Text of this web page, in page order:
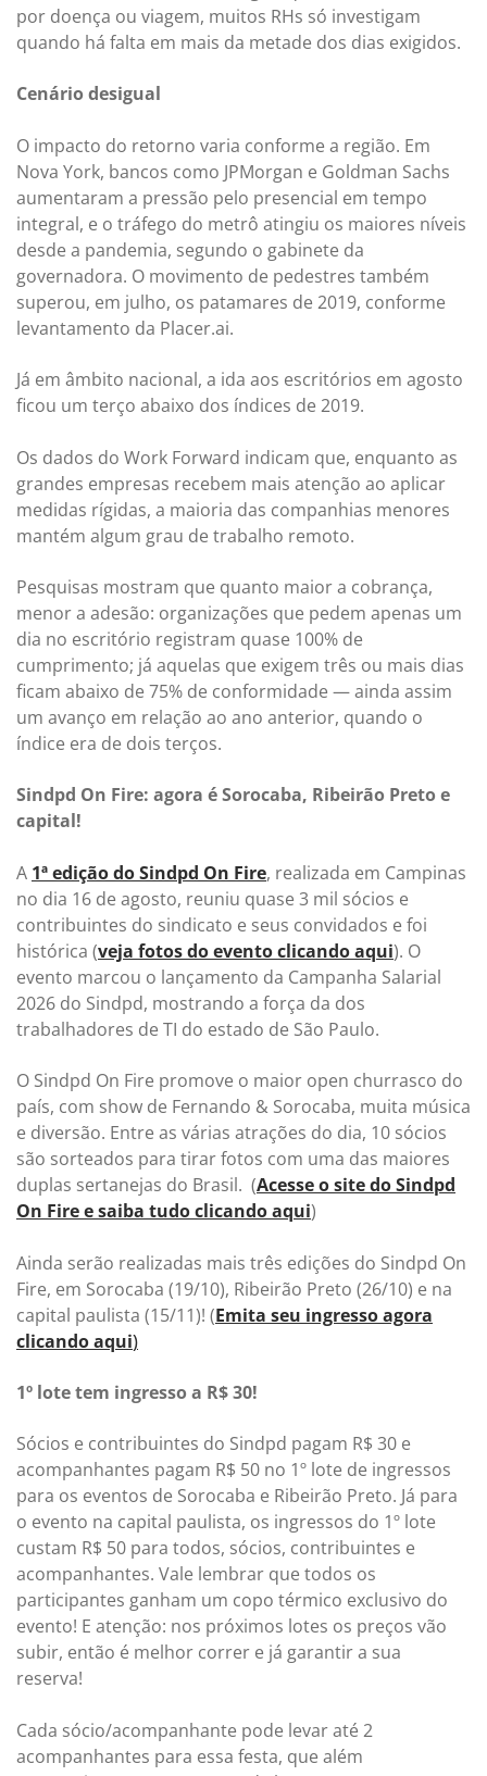
por doença ou viagem, muitos RHs só investigam
quando há falta em mais da metade dos dias exigidos.
Cenário desigual
O impacto do retorno varia conforme a região. Em
Nova York, bancos como JPMorgan e Goldman Sachs
aumentaram a pressão pelo presencial em tempo
integral, e o tráfego do metrô atingiu os maiores níveis
desde a pandemia, segundo o gabinete da
governadora. O movimento de pedestres também
superou, em julho, os patamares de 2019, conforme
levantamento da Placer.ai.
Já em âmbito nacional, a ida aos escritórios em agosto
ficou um terço abaixo dos índices de 2019.
Os dados do Work Forward indicam que, enquanto as
grandes empresas recebem mais atenção ao aplicar
medidas rígidas, a maioria das companhias menores
mantém algum grau de trabalho remoto.
Pesquisas mostram que quanto maior a cobrança,
menor a adesão: organizações que pedem apenas um
dia no escritório registram quase 100% de
cumprimento; já aquelas que exigem três ou mais dias
ficam abaixo de 75% de conformidade — ainda assim
um avanço em relação ao ano anterior, quando o
índice era de dois terços.
Sindpd On Fire: agora é Sorocaba, Ribeirão Preto e
capital!
A 1ª edição do Sindpd On Fire, realizada em Campinas
no dia 16 de agosto, reuniu quase 3 mil sócios e
contribuintes do sindicato e seus convidados e foi
histórica (veja fotos do evento clicando aqui). O
evento marcou o lançamento da Campanha Salarial
2026 do Sindpd, mostrando a força da dos
trabalhadores de TI do estado de São Paulo.
O Sindpd On Fire promove o maior open churrasco do
país, com show de Fernando & Sorocaba, muita música
e diversão. Entre as várias atrações do dia, 10 sócios
são sorteados para tirar fotos com uma das maiores
duplas sertanejas do Brasil. (Acesse o site do Sindpd
On Fire e saiba tudo clicando aqui)
Ainda serão realizadas mais três edições do Sindpd On
Fire, em Sorocaba (19/10), Ribeirão Preto (26/10) e na
capital paulista (15/11)! (Emita seu ingresso agora
clicando aqui)
1º lote tem ingresso a R$ 30!
Sócios e contribuintes do Sindpd pagam R$ 30 e
acompanhantes pagam R$ 50 no 1º lote de ingressos
para os eventos de Sorocaba e Ribeirão Preto. Já para
o evento na capital paulista, os ingressos do 1º lote
custam R$ 50 para todos, sócios, contribuintes e
acompanhantes. Vale lembrar que todos os
participantes ganham um copo térmico exclusivo do
evento! E atenção: nos próximos lotes os preços vão
subir, então é melhor correr e já garantir a sua
reserva!
Cada sócio/acompanhante pode levar até 2
acompanhantes para essa festa, que além